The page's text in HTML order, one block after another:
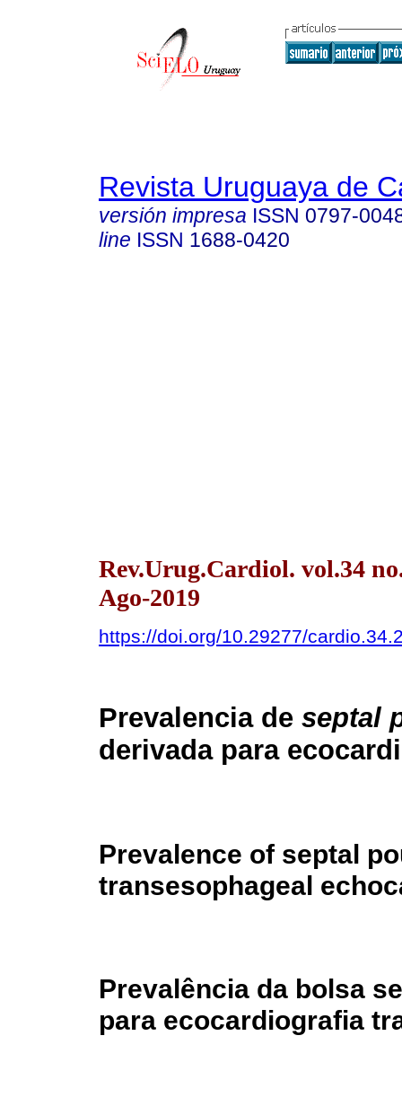
Revista Uruguaya de
versión impresa ISSN 0797-
line ISSN 1688-0420
Rev.Urug.Cardiol. vol.34
Ago-2019
https://doi.org/10.29277/
Prevalencia de septal
derivada para
Prevalence of septal
transesophageal
Prevalência da bolsa
para ecocardiografia